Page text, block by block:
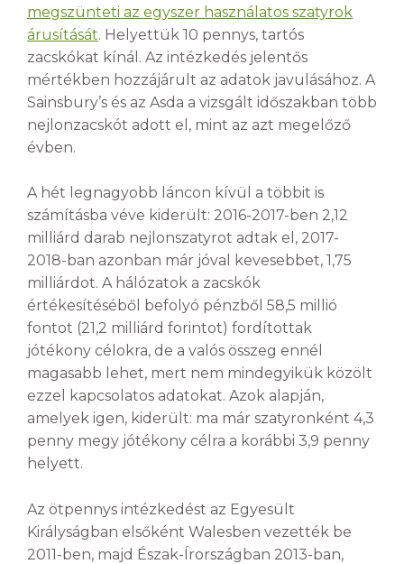
megszünteti az egyszer használatos szatyrok
árusítását. Helyettük 10 pennys, tartós
zacskókat kínál. Az intézkedés jelentős
mértékben hozzájárult az adatok javulásához. A
Sainsbury’s és az Asda a vizsgált időszakban több
nejlonzacskót adott el, mint az azt megelőző
évben.
A hét legnagyobb láncon kívül a többit is
számításba véve kiderült: 2016-2017-ben 2,12
milliárd darab nejlonszatyrot adtak el, 2017-
2018-ban azonban már jóval kevesebbet, 1,75
milliárdot. A hálózatok a zacskók
értékesítéséből befolyó pénzből 58,5 millió
fontot (21,2 milliárd forintot) fordítottak
jótékony célokra, de a valós összeg ennél
magasabb lehet, mert nem mindegyikük közölt
ezzel kapcsolatos adatokat. Azok alapján,
amelyek igen, kiderült: ma már szatyronként 4,3
penny megy jótékony célra a korábbi 3,9 penny
helyett.
Az ötpennys intézkedést az Egyesült
Királyságban elsőként Walesben vezették be
2011-ben, majd Észak-Írországban 2013-ban,